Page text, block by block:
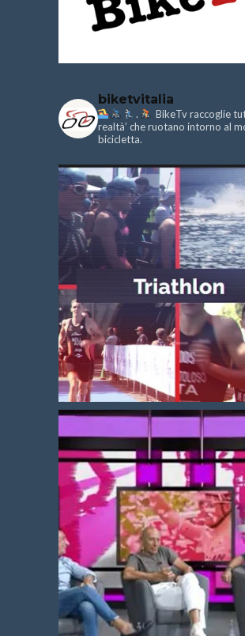
biketvitalia
.
BikeTv raccoglie
realtà’ che ruotano intorno al
bicicletta.